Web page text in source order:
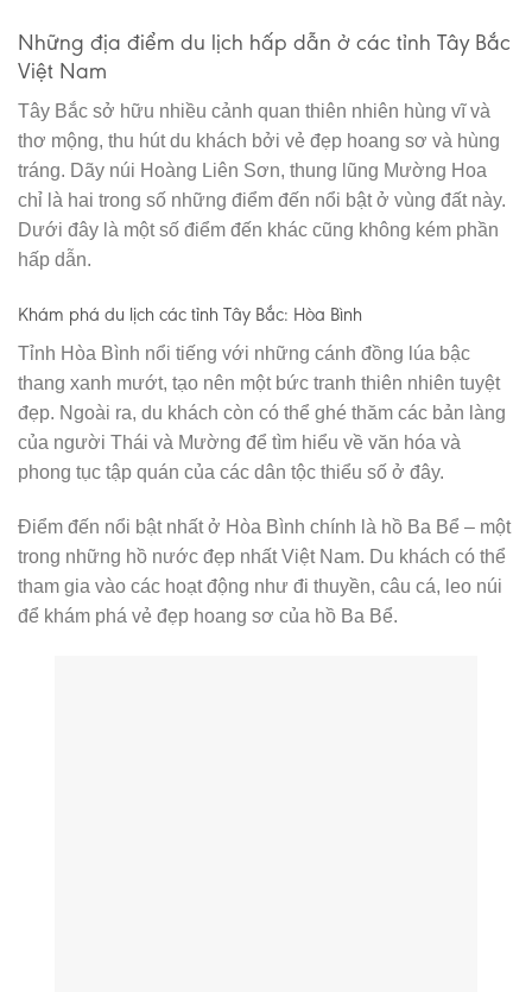
Những địa điểm du lịch hấp dẫn ở các tỉnh Tây Bắc
Việt Nam
Tây Bắc sở hữu nhiều cảnh quan thiên nhiên hùng vĩ và
thơ mộng, thu hút du khách bởi vẻ đẹp hoang sơ và hùng
tráng. Dãy núi Hoàng Liên Sơn, thung lũng Mường Hoa
chỉ là hai trong số những điểm đến nổi bật ở vùng đất này.
Dưới đây là một số điểm đến khác cũng không kém phần
hấp dẫn.
Khám phá du lịch các tỉnh Tây Bắc: Hòa Bình
Tỉnh Hòa Bình nổi tiếng với những cánh đồng lúa bậc
thang xanh mướt, tạo nên một bức tranh thiên nhiên tuyệt
đẹp. Ngoài ra, du khách còn có thể ghé thăm các bản làng
của người Thái và Mường để tìm hiểu về văn hóa và
phong tục tập quán của các dân tộc thiểu số ở đây.
Điểm đến nổi bật nhất ở Hòa Bình chính là hồ Ba Bể – một
trong những hồ nước đẹp nhất Việt Nam. Du khách có thể
tham gia vào các hoạt động như đi thuyền, câu cá, leo núi
để khám phá vẻ đẹp hoang sơ của hồ Ba Bể.